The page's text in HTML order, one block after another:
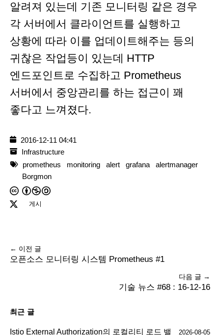
알려져 있는데 기존 모니터링 같은 경우
각 서버에서 클라이언트를 실행하고
상황에 따라 이를 업데이트해주는 등의
귀찮은 작업등이 있는데 HTTP
엔드포인트로 수집하고 Prometheus
서버에서 중앙관리를 하는 접근이 꽤
좋다고 느껴졌다.
2016-12-11 04:41
Infrastructure
prometheus
monitoring alert grafana
alertmanager
Borgmon
게시
← 이전 글
오픈소스 모니터링 시스템 Prometheus #1
다음 글 →
기술 뉴스 #68 : 16-12-16
최근 글
Istio External Authorization의 로컬리티 로드 밸
2026-08-05